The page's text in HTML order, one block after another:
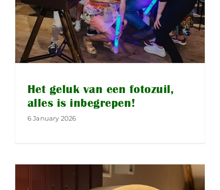
Het geluk van een fotozuil,
alles is inbegrepen!
6 January 2026